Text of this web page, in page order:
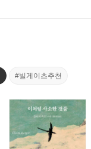
#빌게이츠추천